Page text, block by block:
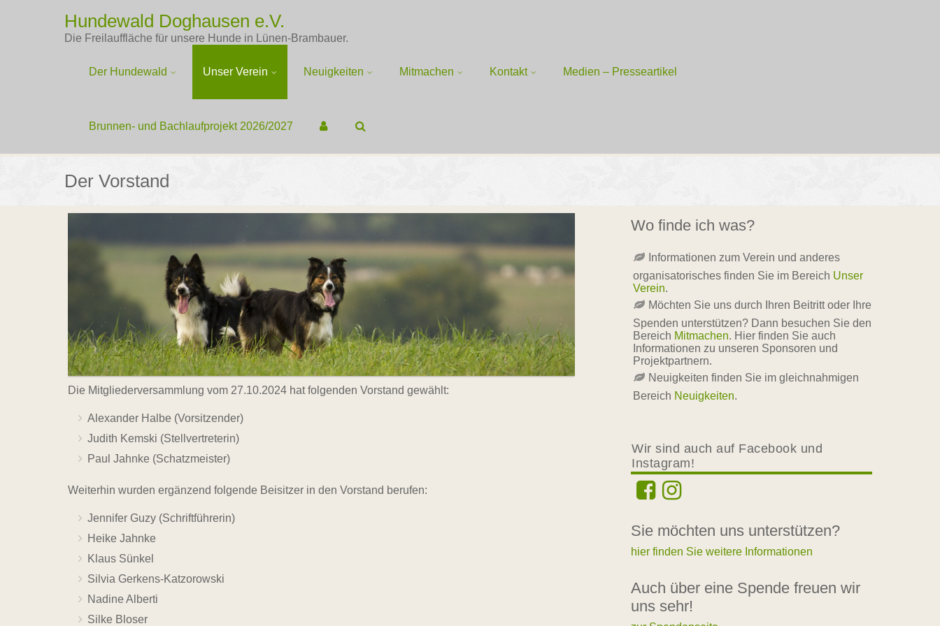
Hundewald Doghausen e.V.
Die Freilauffläche für unsere Hunde in Lünen-Brambauer.
Der Hundewald Unser Verein Neuigkeiten Mitmachen Kontakt Medien – Presseartikel
Brunnen- und Bachlaufprojekt 2026/2027
Der Vorstand
Die Mitgliederversammlung vom 27.10.2024 hat folgenden Vorstand gewählt:
Alexander Halbe (Vorsitzender)
Judith Kemski (Stellvertreterin)
Paul Jahnke (Schatzmeister)
Weiterhin wurden ergänzend folgende Beisitzer in den Vorstand berufen:
Jennifer Guzy (Schriftführerin)
Heike Jahnke
Klaus Sünkel
Silvia Gerkens-Katzorowski
Nadine Alberti
Silke Bloser
Wo finde ich was?
Informationen zum Verein und anderes
organisatorisches finden Sie im Bereich Unser
Verein.
Möchten Sie uns durch Ihren Beitritt oder Ihre
Spenden unterstützen? Dann besuchen Sie den
Bereich Mitmachen. Hier finden Sie auch
Informationen zu unseren Sponsoren und
Projektpartnern.
Neuigkeiten finden Sie im gleichnahmigen
Bereich Neuigkeiten.
Wir sind auch auf Facebook und
Instagram!
Sie möchten uns unterstützen?
hier finden Sie weitere Informationen
Auch über eine Spende freuen wir
uns sehr!